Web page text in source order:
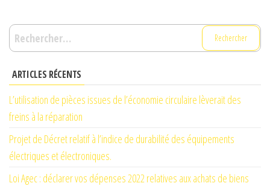
Rechercher :
ARTICLES RÉCENTS
L’utilisation de pièces issues de l’économie circulaire lèverait des
freins à la réparation
Projet de Décret relatif à l’indice de durabilité des équipements
électriques et électroniques.
Loi Agec : déclarer vos dépenses 2022 relatives aux achats de biens